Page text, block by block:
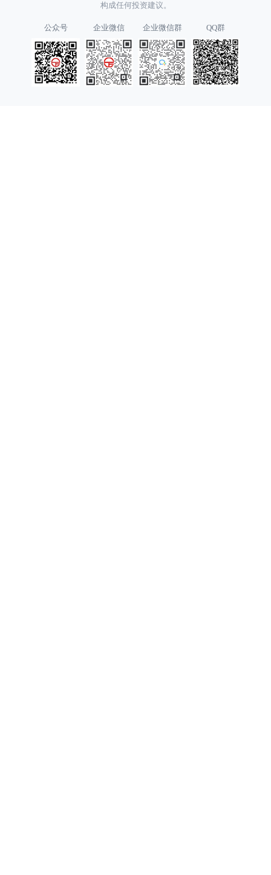
构成任何投资建议。
公众号 企业微信 企业微信群 QQ群